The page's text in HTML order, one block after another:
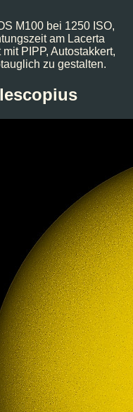
M100 bei 1250 ISO,
am Lacerta
PIPP, Autostakkert,
zu gestalten.